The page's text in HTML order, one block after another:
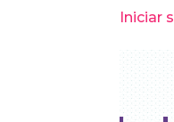
Iniciar